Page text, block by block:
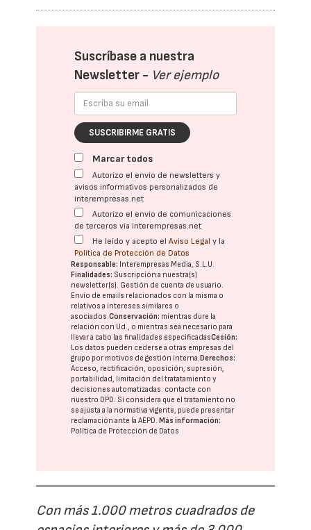
Suscríbase a nuestra
Newsletter - Ver ejemplo
SUSCRIBIRME GRATIS
Marcar todos
Autorizo el envío de newsletters y
avisos informativos personalizados de
interempresas.net
Autorizo el envío de comunicaciones
de terceros vía interempresas.net
He leído y acepto elAviso Legal y la
Política de Protección de Datos
Responsable: Interempresas Media, S.L.U.
Finalidades: Suscripción a nuestra(s)
newsletter(s). Gestión de cuenta de usuario.
Envío de emails relacionados con la misma o
relativos a intereses similares o
asociados.Conservación: mientras dure la
relación con Ud., o mientras sea necesario para
llevar a cabo las finalidades especificadasCesión:
Los datos pueden cederse a otras empresas del
grupo por motivos de gestión interna.Derechos:
Acceso, rectificación, oposición, supresión,
portabilidad, limitación del tratatamiento y
decisiones automatizadas: contacte con
nuestro DPD. Si considera que el tratamiento no
se ajusta a la normativa vigente, puede presentar
reclamación ante laAEPD.Más información:
Política de Protección de Datos
Con más 1.000 metros cuadrados de